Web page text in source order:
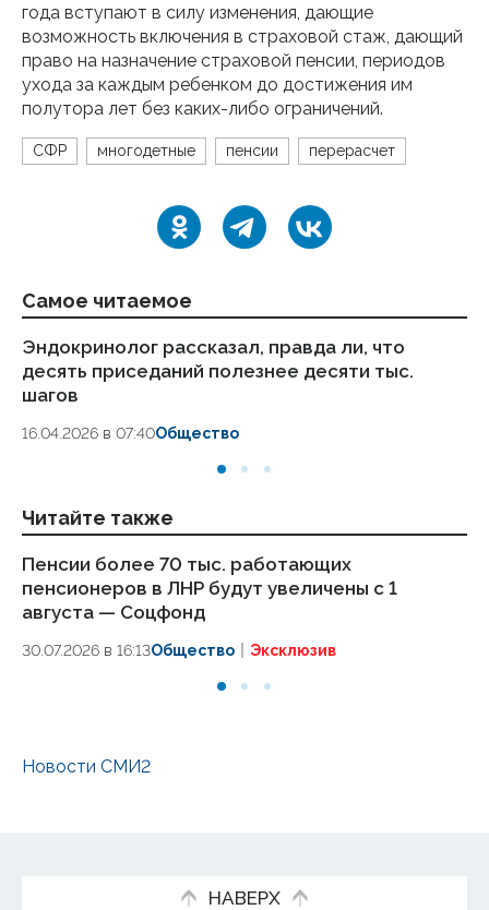
года вступают в силу изменения, дающие
возможность включения в страховой стаж, дающий
право на назначение страховой пенсии, периодов
ухода за каждым ребенком до достижения им
полутора лет без каких-либо ограничений.
СФР многодетные пенсии перерасчет
Самое читаемое
Эндокринолог рассказал, правда ли, что
десять приседаний полезнее десяти тыс.
шагов
16.04.2026 в 07:40Общество
Читайте также
Пенсии более 70 тыс. работающих
пенсионеров в ЛНР будут увеличены с 1
августа — Соцфонд
30.07.2026 в 16:13Общество Эксклюзив
Новости СМИ2
НАВЕРХ